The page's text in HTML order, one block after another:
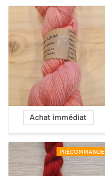
Achat immédiat
PRÉCOMMANDE